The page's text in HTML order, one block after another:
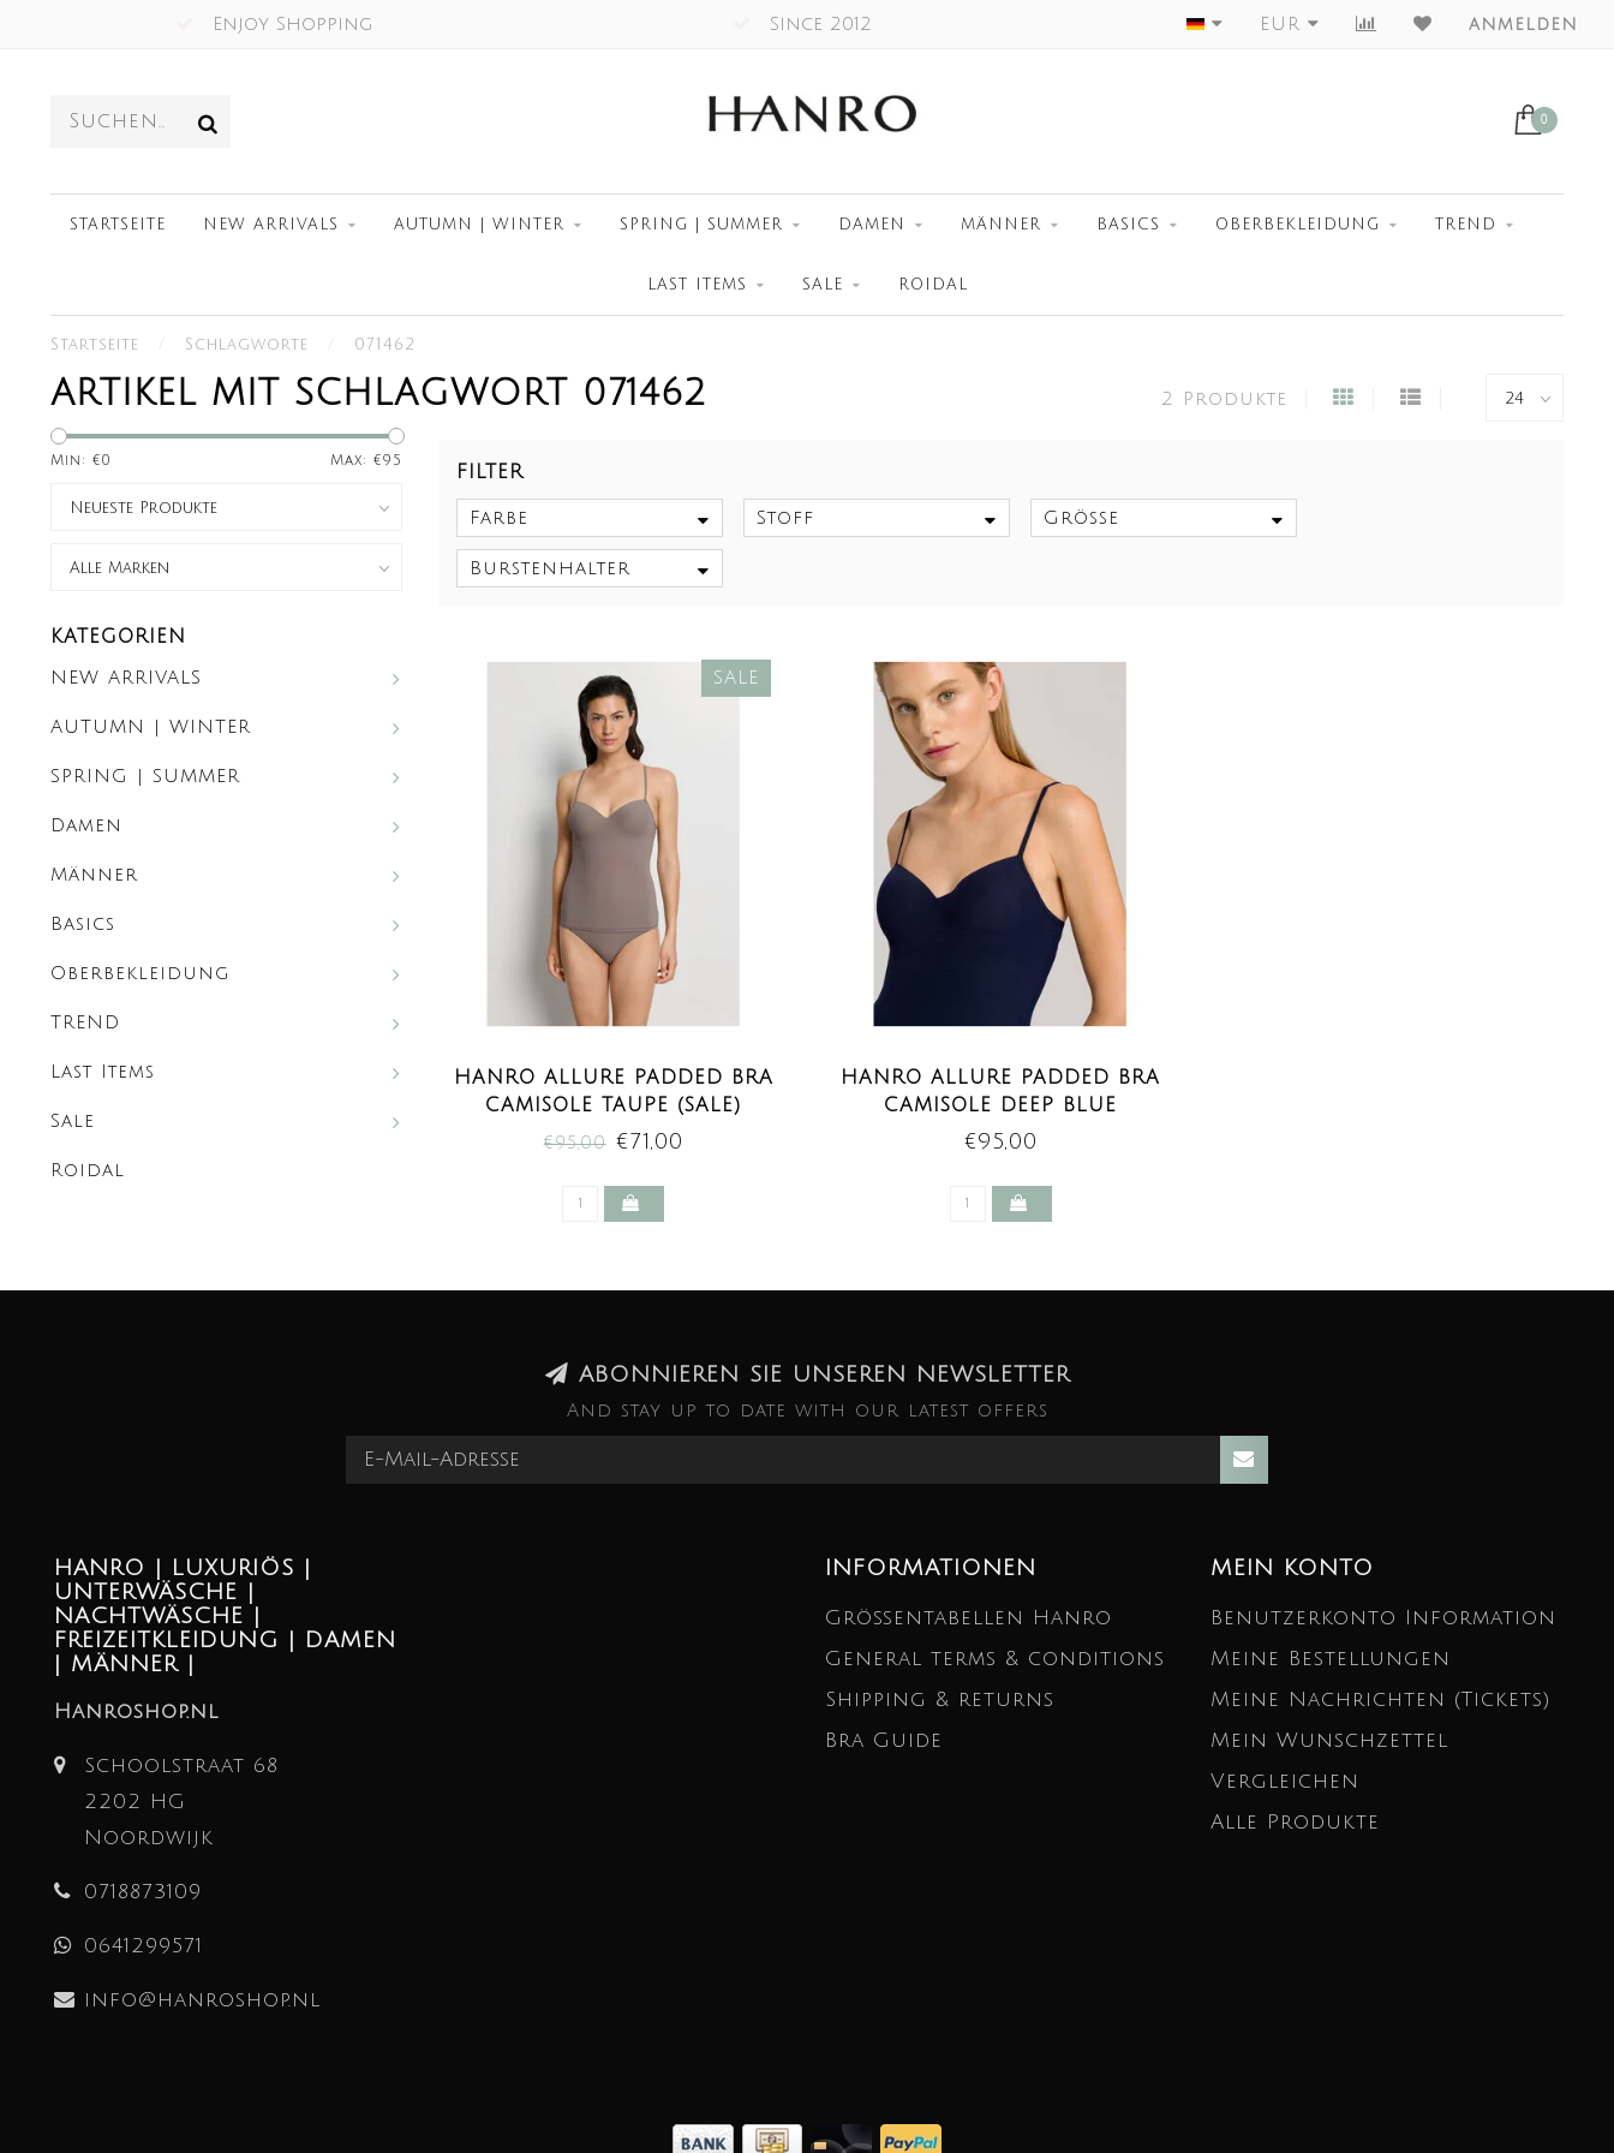
Enjoy Shopping Since 2012 Worldwide Shipment
EUR anmelden
0
STARTSEITE NEW ARRIVALS AUTUMN | WINTER SPRING | SUMMER DAMEN MÄNNER BASICS OBERBEKLEIDUNG TREND
LAST ITEMS SALE ROIDAL
Startseite Schlagworte 071462
ARTIKEL MIT SCHLAGWORT 071462 2 Produkte
Min: €0 Max: €95
KATEGORIEN
NEW ARRIVALS
AUTUMN | WINTER
SPRING | SUMMER
Damen
Männer
Basics
Oberbekleidung
TREND
Last Items
Sale
Roidal
FILTER
Farbe Stoff Größe
Burstenhalter
SALE
HANRO ALLURE PADDED BRA
CAMISOLE TAUPE (SALE)
€95,00€71,00
HANRO ALLURE PADDED BRA
CAMISOLE DEEP BLUE
€95,00
ABONNIEREN SIE UNSEREN NEWSLETTER
And stay up to date with our latest offers
HANRO | LUXURIÖS |
UNTERWÄSCHE |
NACHTWÄSCHE |
FREIZEITKLEIDUNG | DAMEN
| MÄNNER |
Hanroshop.nl
Schoolstraat 68
2202 HG
Noordwijk
0718873109
0641299571
info@hanroshop.nl
INFORMATIONEN
Größentabellen Hanro
General terms & conditions
Shipping & returns
Bra Guide
MEIN KONTO
Benutzerkonto Information
Meine Bestellungen
Meine Nachrichten (Tickets)
Mein Wunschzettel
Vergleichen
Alle Produkte